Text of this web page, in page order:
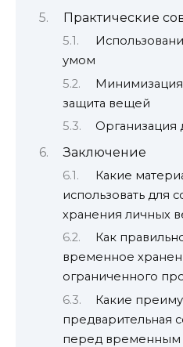
Практические
умом
Минимизация
защита вещей
Организация
Заключение
Какие
использовать для
хранения личных
Как
временное
ограниченного
Какие
предварительная
перед временным